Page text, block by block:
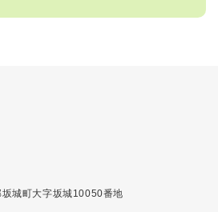
城町大字坂城10050番地